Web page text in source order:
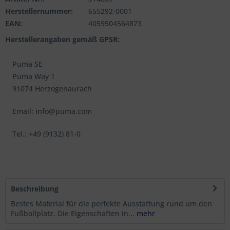
Herstellernummer:
655292-0001
EAN:
4059504564873
Herstellerangaben gemäß GPSR:
Puma SE
Puma Way 1
91074 Herzogenaurach
Email: info@puma.com
Tel.: +49 (9132) 81-0
Beschreibung
Bestes Material für die perfekte Ausstattung rund um den
Fußballplatz. Die Eigenschaften in... mehr